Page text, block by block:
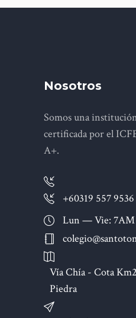
Nosotros
Somos una
certificada por el
A+.
+60319 557 9536
Lun — Vie:
Vía Chía - Cota
Piedra